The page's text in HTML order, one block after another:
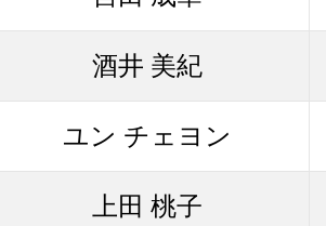
酒井 美紀
ユン チェヨン
上田 桃子